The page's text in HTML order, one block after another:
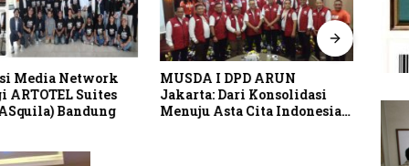
DPD ARUN
Konsolidasi
Cita Indonesia
Puspa Nuswantara 2026
Perkuat Ekosistem Sekalian
Lindungi Batik Asli